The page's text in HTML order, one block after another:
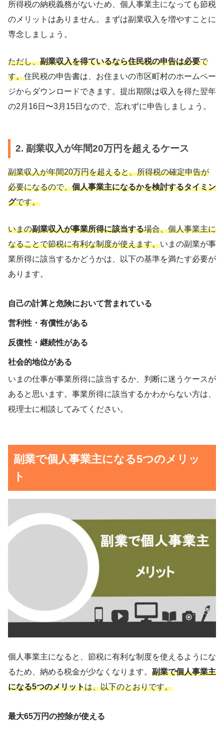
所得税の納税義務がないため、個人事業主になっても節税
のメリットはありません。まずは副業収入を増やすことに
専念しましょう。
ただし、副業収入を得ているなら住民税の申告は必要で
す。住民税の申告書は、お住まいの市区町村のホームペー
ジからダウンロードできます。提出期限は収入を得た翌年
の2月16日〜3月15日なので、忘れずに申告しましょう。
2. 副業収入が年間20万円を超えるケース
副業収入が年間20万円を超えると、所得税の確定申告が
必要になるので、個人事業主になるかを検討するタイミン
グです。
いまの副業収入が事業所得に該当する場合、個人事業主に
なることで節税に有利な制度が使えます。いまの副業が事
業所得に該当するかどうかは、以下の基準を満たす必要が
あります。
自己の計算と危険において営まれている
営利性・有償性がある
反復性・継続性がある
社会的地位がある
いまの仕事が事業所得に該当するか、判断に迷うケースが
あると思います。事業所得に該当するかわからない方は、
税理士に相談してみてください。
副業で個人事業主になる5つのメリッ
ト
個人事業主になると、節税に有利な制度を使えるようにな
るため、納める税金が少なくなります。 副業で個人事業主
になる5つのメリットは、以下のとおりです。
最大65万円の控除が使える